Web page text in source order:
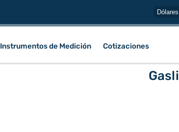
Instrumentos de Medición Cotizaciones
Gasli